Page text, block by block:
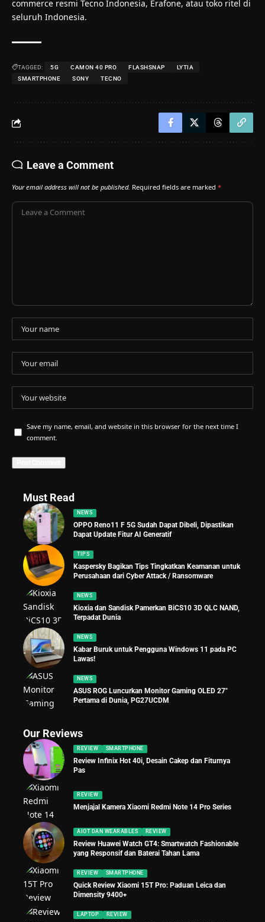
commerce resmi Tecno Indonesia, Erafone, atau toko ritel di
seluruh Indonesia.
TAGGED: 5G CAMON 40 PRO FLASHSNAP
LYTIA
SMARTPHONE
SONY TECNO
Leave a Comment
Your email address will not be published. Required fields are marked *
Save my name, email, and website in this browser for the next time I
comment.
Must Read
NEWS
OPPO Reno11 F 5G Sudah Dapat Dibeli, Dipastikan
Dapat Update Fitur AI Generatif
TIPS
Kaspersky Bagikan Tips Tingkatkan Keamanan untuk
Perusahaan dari Cyber Attack / Ransomware
NEWS
Kioxia dan Sandisk Pamerkan BiCS10 3D QLC NAND,
Terpadat Dunia
NEWS
Kabar Buruk untuk Pengguna Windows 11 pada PC
Lawas!
NEWS
ASUS ROG Luncurkan Monitor Gaming OLED 27″
Pertama di Dunia, PG27UCDM
Our Reviews
REVIEW SMARTPHONE
Review Infinix Hot 40i, Desain Cakep dan Fiturnya
Pas
REVIEW
Menjajal Kamera Xiaomi Redmi Note 14 Pro Series
AIOT DAN WEARABLES REVIEW
Review Huawei Watch GT4: Smartwatch Fashionable
yang Responsif dan Baterai Tahan Lama
REVIEW SMARTPHONE
Quick Review Xiaomi 15T Pro: Paduan Leica dan
Dimensity 9400+
LAPTOP REVIEW